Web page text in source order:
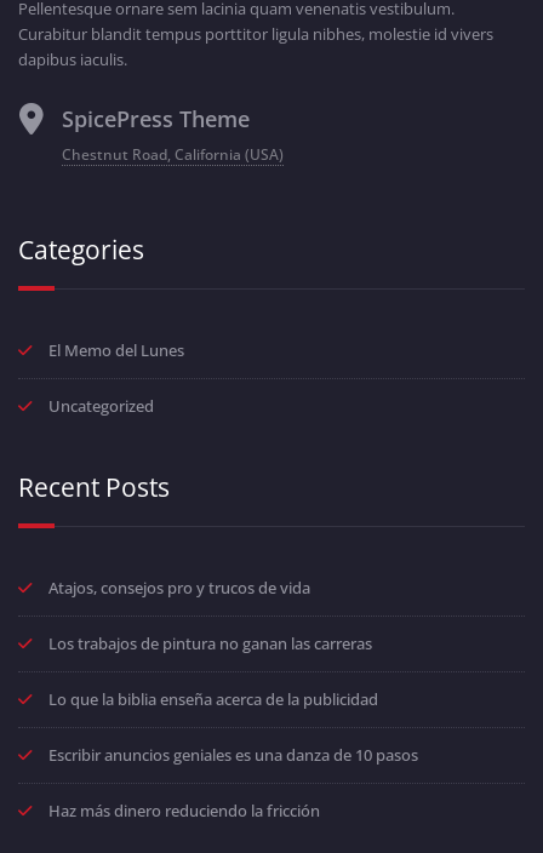
Pellentesque ornare sem lacinia quam venenatis vestibulum.
Curabitur blandit tempus porttitor ligula nibhes, molestie id vivers
dapibus iaculis.
SpicePress Theme
Chestnut Road, California (USA)
Categories
El Memo del Lunes
Uncategorized
Recent Posts
Atajos, consejos pro y trucos de vida
Los trabajos de pintura no ganan las carreras
Lo que la biblia enseña acerca de la publicidad
Escribir anuncios geniales es una danza de 10 pasos
Haz más dinero reduciendo la fricción